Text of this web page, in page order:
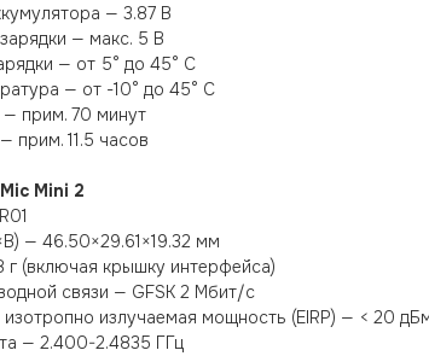
— 3.87 В
— макс. 5 В
— от 5° до 45° C
— от -10° до 45° C
прим. 70 минут
прим. 11.5 часов
Mini 2
— 46.50×29.61×19.32 мм
г (включая крышку интерфейса)
связи — GFSK 2 Мбит/с
изотропно излучаемая мощность (EIRP) — < 20
— 2.400-2.4835 ГГц